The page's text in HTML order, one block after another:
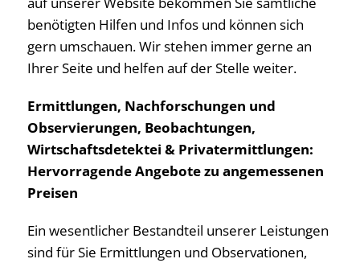
benötigten Hilfen und Infos und können sich
gern umschauen. Wir stehen immer gerne an
Ihrer Seite und helfen auf der Stelle weiter.
Ermittlungen, Nachforschungen und
Observierungen, Beobachtungen,
Wirtschaftsdetektei & Privatermittlungen:
Hervorragende Angebote zu angemessenen
Preisen
Ein wesentlicher Bestandteil unserer Leistungen
sind für Sie Ermittlungen und Observationen,